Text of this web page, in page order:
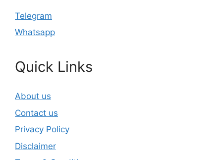
Telegram
Whatsapp
Quick Links
About us
Contact us
Privacy Policy
Disclaimer